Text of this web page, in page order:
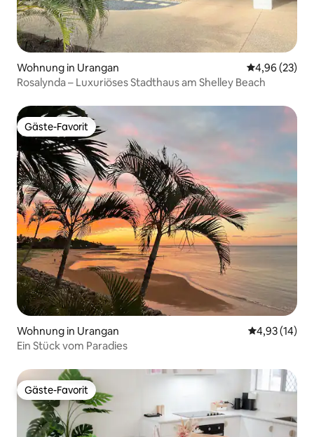
Wohnung in Urangan
4,96 (23)
Rosalynda – Luxuriöses Stadthaus am Shelley Beach
Gäste-Favorit
Gäste-Favorit
Wohnung in Urangan
4,93 (14)
Ein Stück vom Paradies
Gäste-Favorit
Gäste-Favorit